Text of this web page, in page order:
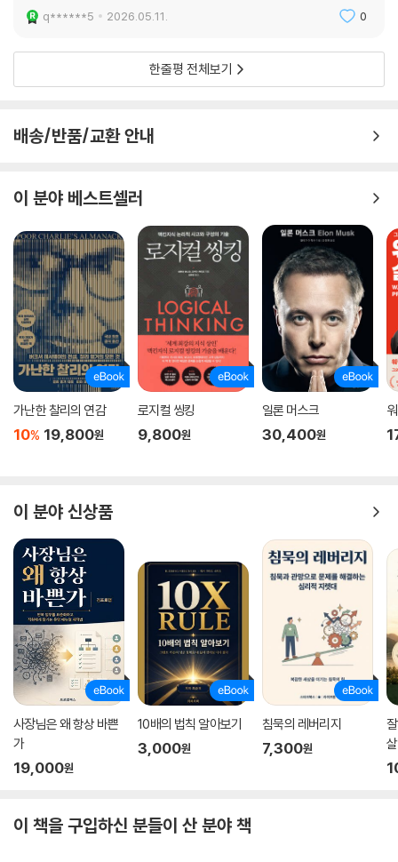
q******5 2026.05.11. 0
한줄평 전체보기
배송/반품/교환 안내
이 분야 베스트셀러
가난한 찰리의 연감
10% 19,800원
로지컬 씽킹
9,800원
일론 머스크
30,400원
이 분야 신상품
사장님은 왜 항상 바쁜
가
19,000원
10배의 법칙 알아보기
3,000원
침묵의 레버리지
7,300원
이 책을 구입하신 분들이 산 분야 책